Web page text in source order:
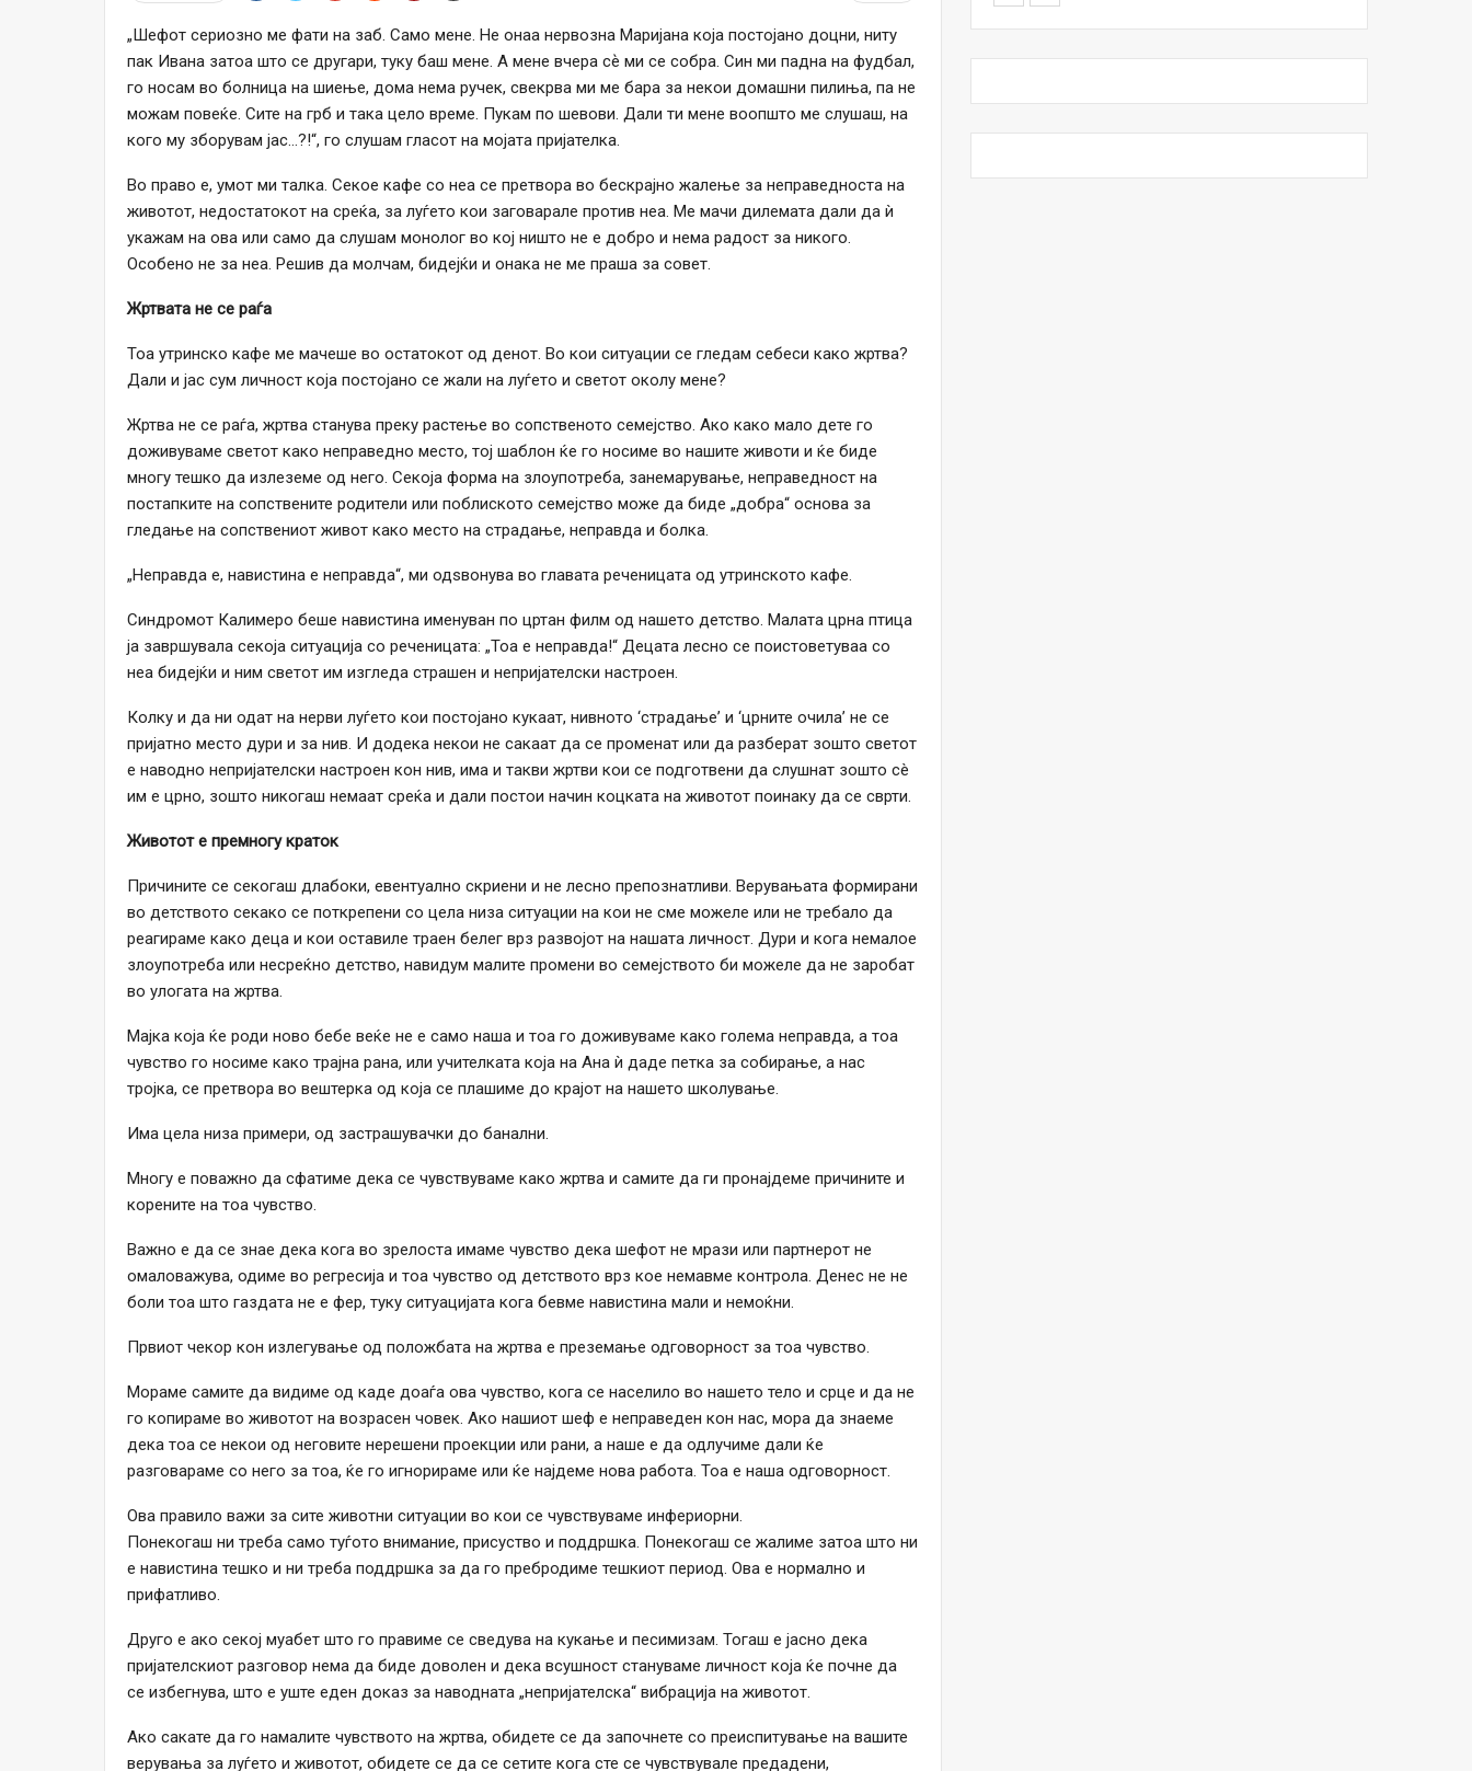
„Шефот сериозно ме фати на заб. Само мене. Не онаа нервозна Маријана која постојано доцни, ниту
пак Ивана затоа што се другари, туку баш мене. А мене вчера сѐ ми се собра. Син ми падна на фудбал,
го носам во болница на шиење, дома нема ручек, свекрва ми ме бара за некои домашни пилиња, па не
можам повеќе. Сите на грб и така цело време. Пукам по шевови. Дали ти мене воопшто ме слушаш, на
кого му зборувам јас…?!“, го слушам гласот на мојата пријателка.
Во право е, умот ми талка. Секое кафе со неа се претвора во бескрајно жалење за неправедноста на
животот, недостатокот на среќа, за луѓето кои заговарале против неа. Ме мачи дилемата дали да ѝ
укажам на ова или само да слушам монолог во кој ништо не е добро и нема радост за никого.
Особено не за неа. Решив да молчам, бидејќи и онака не ме праша за совет.
Жртвата не се раѓа
Тоа утринско кафе ме мачеше во остатокот од денот. Во кои ситуации се гледам себеси како жртва?
Дали и јас сум личност која постојано се жали на луѓето и светот околу мене?
Жртва не се раѓа, жртва станува преку растење во сопственото семејство. Ако како мало дете го
доживуваме светот како неправедно место, тој шаблон ќе го носиме во нашите животи и ќе биде
многу тешко да излеземе од него. Секоја форма на злоупотреба, занемарување, неправедност на
постапките на сопствените родители или поблиското семејство може да биде „добра“ основа за
гледање на сопствениот живот како место на страдање, неправда и болка.
„Неправда е, навистина е неправда“, ми одѕвонува во главата реченицата од утринското кафе.
Синдромот Калимеро беше навистина именуван по цртан филм од нашето детство. Малата црна птица
ја завршувала секоја ситуација со реченицата: „Тоа е неправда!“ Децата лесно се поистоветуваа со
неа бидејќи и ним светот им изгледа страшен и непријателски настроен.
Колку и да ни одат на нерви луѓето кои постојано кукаат, нивното ‘страдање’ и ‘црните очила’ не се
пријатно место дури и за нив. И додека некои не сакаат да се променат или да разберат зошто светот
е наводно непријателски настроен кон нив, има и такви жртви кои се подготвени да слушнат зошто сè
им е црно, зошто никогаш немаат среќа и дали постои начин коцката на животот поинаку да се сврти.
Животот е премногу краток
Причините се секогаш длабоки, евентуално скриени и не лесно препознатливи. Верувањата формирани
во детството секако се поткрепени со цела низа ситуации на кои не сме можеле или не требало да
реагираме како деца и кои оставиле траен белег врз развојот на нашата личност. Дури и кога немалое
злоупотреба или несреќно детство, навидум малите промени во семејството би можеле да не заробат
во улогата на жртва.
Мајка која ќе роди ново бебе веќе не е само наша и тоа го доживуваме како голема неправда, а тоа
чувство го носиме како трајна рана, или учителката која на Ана ѝ даде петка за собирање, а нас
тројка, се претвора во вештерка од која се плашиме до крајот на нашето школување.
Има цела низа примери, од застрашувачки до банални.
Многу е поважно да сфатиме дека се чувствуваме како жртва и самите да ги пронајдеме причините и
корените на тоа чувство.
Важно е да се знае дека кога во зрелоста имаме чувство дека шефот не мрази или партнерот не
омаловажува, одиме во регресија и тоа чувство од детството врз кое немавме контрола. Денес не не
боли тоа што газдата не е фер, туку ситуацијата кога бевме навистина мали и немоќни.
Првиот чекор кон излегување од положбата на жртва е преземање одговорност за тоа чувство.
Мораме самите да видиме од каде доаѓа ова чувство, кога се населило во нашето тело и срце и да не
го копираме во животот на возрасен човек. Ако нашиот шеф е неправеден кон нас, мора да знаеме
дека тоа се некои од неговите нерешени проекции или рани, а наше е да одлучиме дали ќе
разговараме со него за тоа, ќе го игнорираме или ќе најдеме нова работа. Тоа е наша одговорност.
Ова правило важи за сите животни ситуации во кои се чувствуваме инфериорни.
Понекогаш ни треба само туѓото внимание, присуство и поддршка. Понекогаш се жалиме затоа што ни
е навистина тешко и ни треба поддршка за да го пребродиме тешкиот период. Ова е нормално и
прифатливо.
Друго е ако секој муабет што го правиме се сведува на кукање и песимизам. Тогаш е јасно дека
пријателскиот разговор нема да биде доволен и дека всушност стануваме личност која ќе почне да
се избегнува, што е уште еден доказ за наводната „непријателска“ вибрација на животот.
Ако сакате да го намалите чувството на жртва, обидете се да започнете со преиспитување на вашите
верувања за луѓето и животот, обидете се да се сетите кога сте се чувствувале предадени,